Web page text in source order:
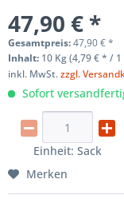
47,90 € *
Gesamtpreis:47,90€*
Inhalt: 10 Kg (4,79 € * / 1
inkl. MwSt.zzgl.
Sofort
Einheit: Sack
Merken